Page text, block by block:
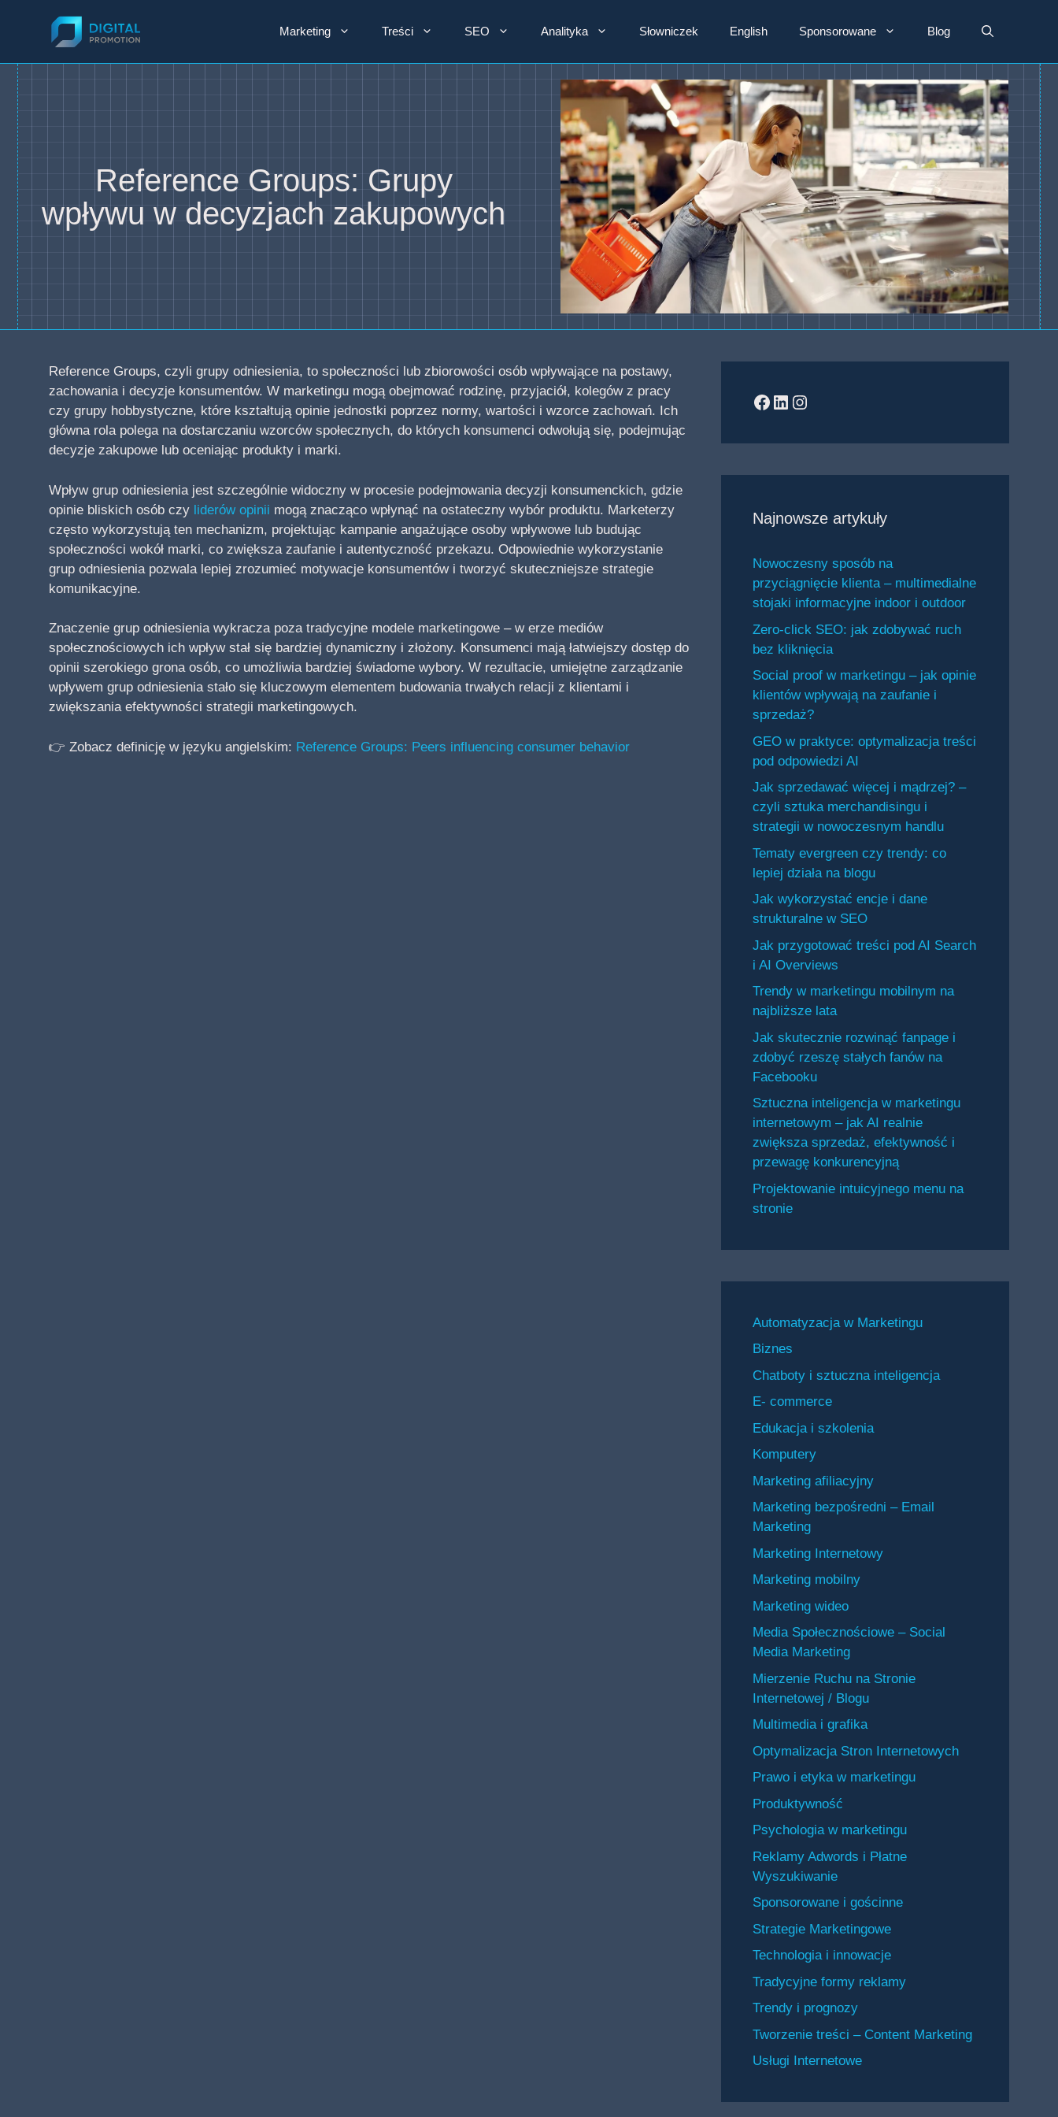
Marketing Treści SEO Analityka Słowniczek English Sponsorowane Blog
Reference Groups: Grupy
wpływu w decyzjach zakupowych
Reference Groups, czyli grupy odniesienia, to społeczności lub zbiorowości osób wpływające na postawy,
zachowania i decyzje konsumentów. W marketingu mogą obejmować rodzinę, przyjaciół, kolegów z pracy
czy grupy hobbystyczne, które kształtują opinie jednostki poprzez normy, wartości i wzorce zachowań. Ich
główna rola polega na dostarczaniu wzorców społecznych, do których konsumenci odwołują się, podejmując
decyzje zakupowe lub oceniając produkty i marki.
Wpływ grup odniesienia jest szczególnie widoczny w procesie podejmowania decyzji konsumenckich, gdzie
opinie bliskich osób czy liderów opinii mogą znacząco wpłynąć na ostateczny wybór produktu. Marketerzy
często wykorzystują ten mechanizm, projektując kampanie angażujące osoby wpływowe lub budując
społeczności wokół marki, co zwiększa zaufanie i autentyczność przekazu. Odpowiednie wykorzystanie
grup odniesienia pozwala lepiej zrozumieć motywacje konsumentów i tworzyć skuteczniejsze strategie
komunikacyjne.
Znaczenie grup odniesienia wykracza poza tradycyjne modele marketingowe – w erze mediów
społecznościowych ich wpływ stał się bardziej dynamiczny i złożony. Konsumenci mają łatwiejszy dostęp do
opinii szerokiego grona osób, co umożliwia bardziej świadome wybory. W rezultacie, umiejętne zarządzanie
wpływem grup odniesienia stało się kluczowym elementem budowania trwałych relacji z klientami i
zwiększania efektywności strategii marketingowych.
👉 Zobacz definicję w języku angielskim: Reference Groups: Peers influencing consumer behavior
Facebook
LinkedIn
Instagram
Najnowsze artykuły
Nowoczesny sposób na
przyciągnięcie klienta – multimedialne
stojaki informacyjne indoor i outdoor
Zero-click SEO: jak zdobywać ruch
bez kliknięcia
Social proof w marketingu – jak opinie
klientów wpływają na zaufanie i
sprzedaż?
GEO w praktyce: optymalizacja treści
pod odpowiedzi AI
Jak sprzedawać więcej i mądrzej? –
czyli sztuka merchandisingu i
strategii w nowoczesnym handlu
Tematy evergreen czy trendy: co
lepiej działa na blogu
Jak wykorzystać encje i dane
strukturalne w SEO
Jak przygotować treści pod AI Search
i AI Overviews
Trendy w marketingu mobilnym na
najbliższe lata
Jak skutecznie rozwinąć fanpage i
zdobyć rzeszę stałych fanów na
Facebooku
Sztuczna inteligencja w marketingu
internetowym – jak AI realnie
zwiększa sprzedaż, efektywność i
przewagę konkurencyjną
Projektowanie intuicyjnego menu na
stronie
Automatyzacja w Marketingu
Biznes
Chatboty i sztuczna inteligencja
E- commerce
Edukacja i szkolenia
Komputery
Marketing afiliacyjny
Marketing bezpośredni – Email
Marketing
Marketing Internetowy
Marketing mobilny
Marketing wideo
Media Społecznościowe – Social
Media Marketing
Mierzenie Ruchu na Stronie
Internetowej / Blogu
Multimedia i grafika
Optymalizacja Stron Internetowych
Prawo i etyka w marketingu
Produktywność
Psychologia w marketingu
Reklamy Adwords i Płatne
Wyszukiwanie
Sponsorowane i gościnne
Strategie Marketingowe
Technologia i innowacje
Tradycyjne formy reklamy
Trendy i prognozy
Tworzenie treści – Content Marketing
Usługi Internetowe